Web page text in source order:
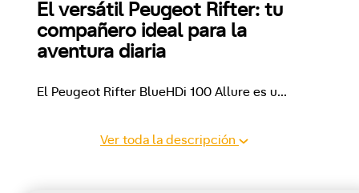
El versátil Peugeot Rifter: tu
compañero ideal para la
aventura diaria
El Peugeot Rifter BlueHDi 100 Allure es u...
Ver toda la descripción